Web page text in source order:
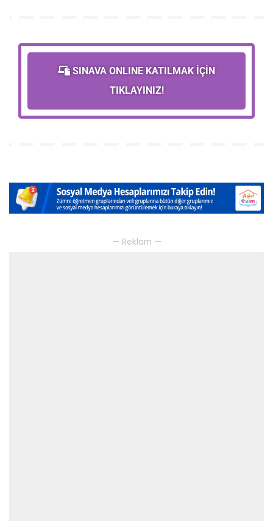
SINAVA ONLINE KATILMAK İÇİN
TIKLAYINIZ!
— Reklam —